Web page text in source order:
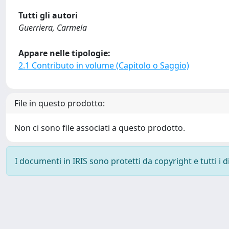
Tutti gli autori
Guerriera, Carmela
Appare nelle tipologie:
2.1 Contributo in volume (Capitolo o Saggio)
File in questo prodotto:
Non ci sono file associati a questo prodotto.
I documenti in IRIS sono protetti da copyright e tutti i